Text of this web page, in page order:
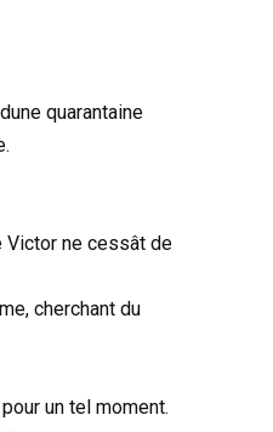
quarantaine
Victor ne cessât de
cherchant du
un tel moment.